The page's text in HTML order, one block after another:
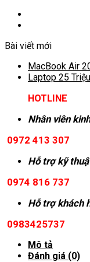
Bài viết mới
MacBook Air
Laptop 25
HOTLINE
Nhân viên
0972 413 307
Hỗ trợ kỹ
0974 816 737
Hỗ trợ khách
0983425737
Mô tả
Đánh giá (0)